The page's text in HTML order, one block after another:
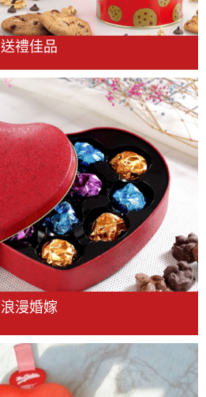
送禮佳品
浪漫婚嫁